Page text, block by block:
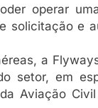
operar
solicitação e
a
setor, em
Aviação